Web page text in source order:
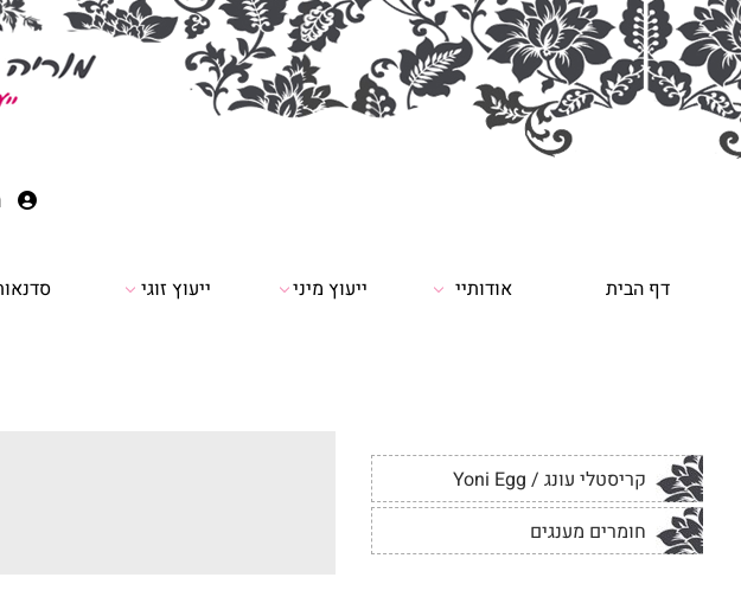
דף הבית אודותיי ייעוץ מיני ייעוץ זוגי
קריסטלי עונג / Yoni Egg
חומרים מענגים